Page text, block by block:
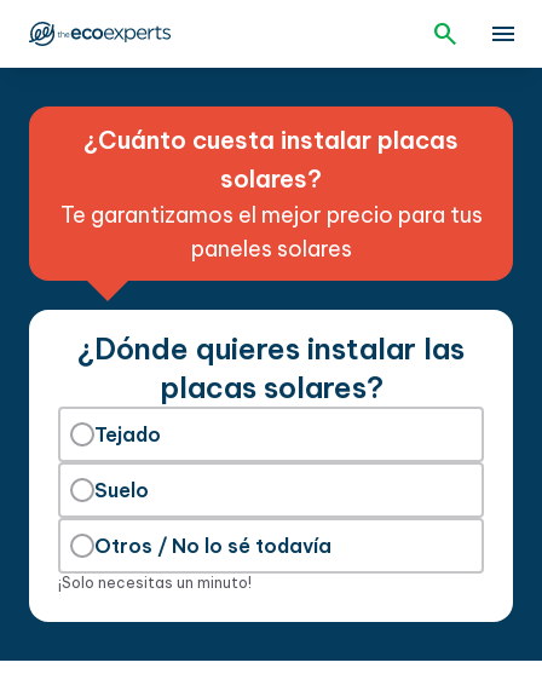
¿Cuánto cuesta instalar placas
solares?
Te garantizamos el mejor precio para tus
paneles solares
¿Dónde quieres instalar las
placas solares?
Tejado
Suelo
Otros / No lo sé todavía
¡Solo necesitas un minuto!